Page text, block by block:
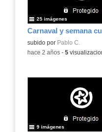
Contenido educativo.
subido por Pablo C.
25 imágenes
-hace 2 años- 5
9 imágenes